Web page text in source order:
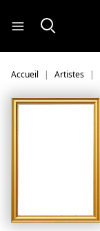
Accueil Artistes